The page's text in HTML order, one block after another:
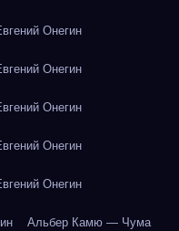
Онегин
Онегин
Онегин
Онегин
Онегин
Альбер Камю — Чума